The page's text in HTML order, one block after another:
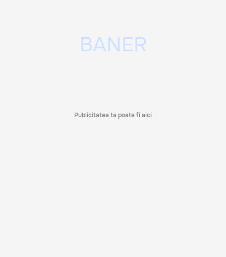
Publicitatea ta poate fi aici